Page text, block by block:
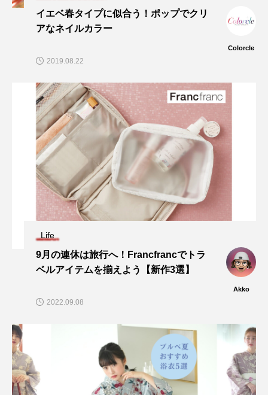
イエベ春タイプに似合う！ポップでクリ
アなネイルカラー
Colorcle
2019.08.22
Life
9月の連休は旅行へ！Francfrancでトラ
ベルアイテムを揃えよう【新作3選】
Akko
2022.09.08